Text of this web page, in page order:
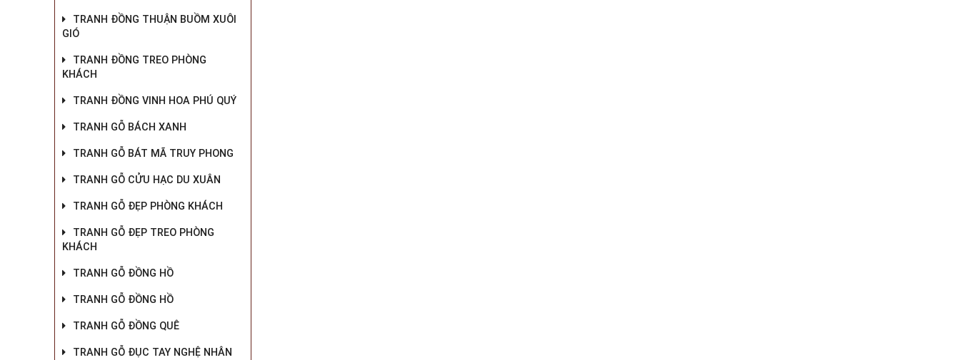
TRANH ĐỒNG THUẬN BUỒM XUÔI
GIÓ
TRANH ĐỒNG TREO PHÒNG
KHÁCH
TRANH ĐỒNG VINH HOA PHÚ QUÝ
TRANH GỖ BÁCH XANH
TRANH GỖ BÁT MÃ TRUY PHONG
TRANH GỖ CỬU HẠC DU XUÂN
TRANH GỖ ĐẸP PHÒNG KHÁCH
TRANH GỖ ĐẸP TREO PHÒNG
KHÁCH
TRANH GỖ ĐỒNG HỒ
TRANH GỖ ĐỒNG HỒ
TRANH GỖ ĐỒNG QUÊ
TRANH GỖ ĐỤC TAY NGHỆ NHÂN